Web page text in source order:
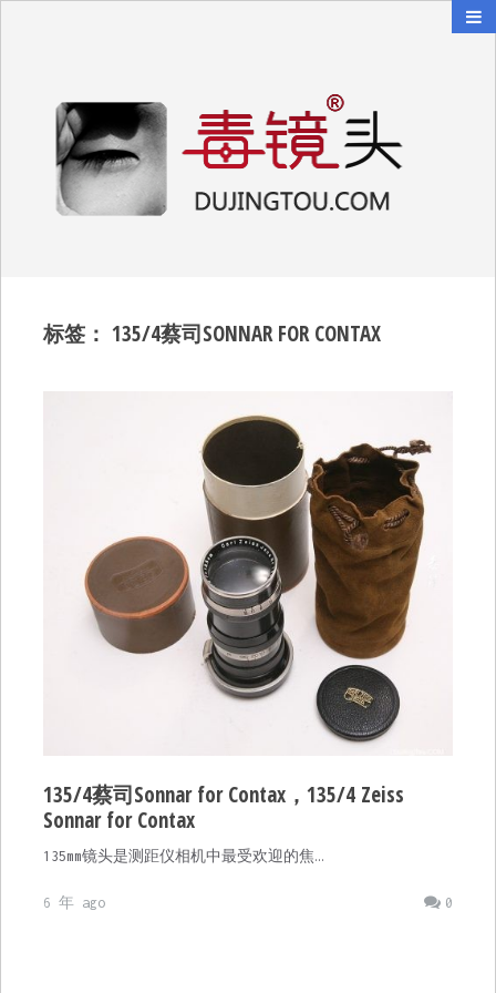
标签： 135/4蔡司SONNAR FOR CONTAX
135/4蔡司Sonnar for Contax，135/4 Zeiss
Sonnar for Contax
135mm镜头是测距仪相机中最受欢迎的焦…
0
6 年 ago